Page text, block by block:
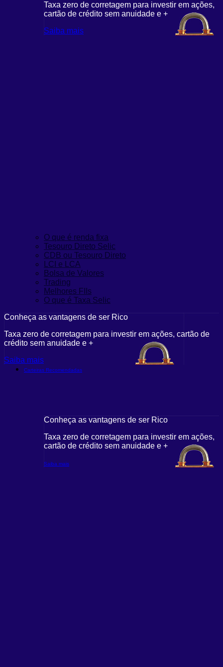
Taxa zero de corretagem para investir em ações,
cartão de crédito sem anuidade e +
Saiba mais
O que é renda fixa
Tesouro Direto Selic
CDB ou Tesouro Direto
LCI e LCA
Bolsa de Valores
Trading
Melhores FIIs
O que é Taxa Selic
Conheça as vantagens de ser Rico
Taxa zero de corretagem para investir em ações, cartão de
crédito sem anuidade e +
Saiba mais
Carteiras Recomendadas
Conheça as vantagens de ser Rico
Taxa zero de corretagem para investir em ações,
cartão de crédito sem anuidade e +
Saiba mais